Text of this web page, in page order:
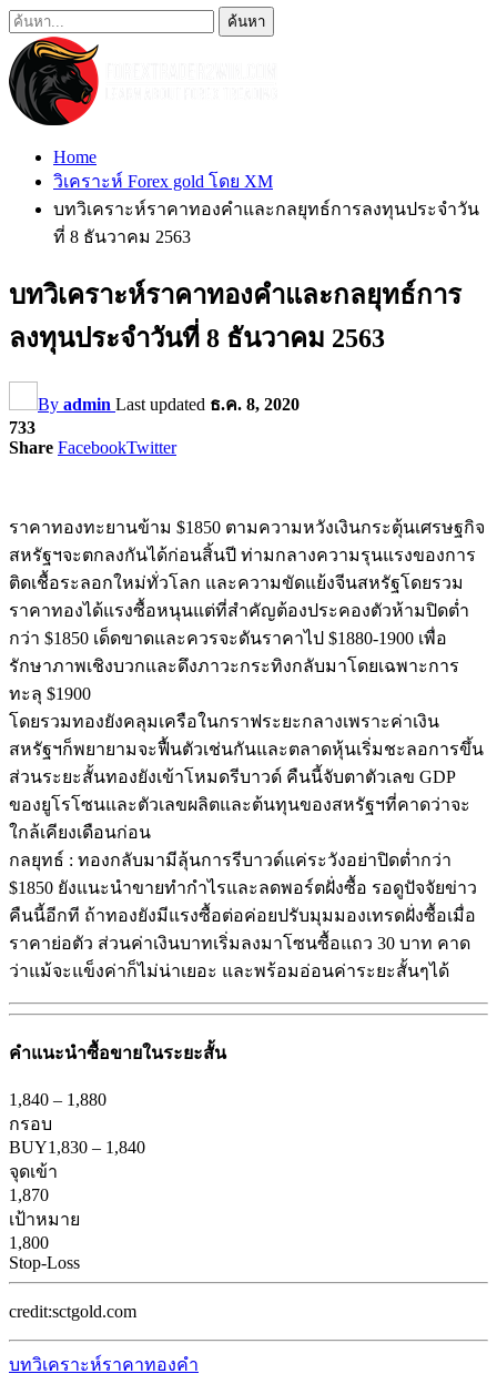
Home
วิเคราะห์ Forex gold โดย XM
บทวิเคราะห์ราคาทองคำและกลยุทธ์การลงทุนประจำวัน
ที่ 8 ธันวาคม 2563
บทวิเคราะห์ราคาทองคำและกลยุทธ์การ
ลงทุนประจำวันที่ 8 ธันวาคม 2563
By admin Last updated ธ.ค. 8, 2020
733
Share FacebookTwitter
ราคาทองทะยานข้าม $1850 ตามความหวังเงินกระตุ้นเศรษฐกิจ
สหรัฐฯจะตกลงกันได้ก่อนสิ้นปี ท่ามกลางความรุนแรงของการ
ติดเชื้อระลอกใหม่ทั่วโลก และความขัดแย้งจีนสหรัฐโดยรวม
ราคาทองได้แรงซื้อหนุนแต่ที่สำคัญต้องประคองตัวห้ามปิดต่ำ
กว่า $1850 เด็ดขาดและควรจะดันราคาไป $1880-1900 เพื่อ
รักษาภาพเชิงบวกและดึงภาวะกระทิงกลับมาโดยเฉพาะการ
ทะลุ $1900
โดยรวมทองยังคลุมเครือในกราฟระยะกลางเพราะค่าเงิน
สหรัฐฯก็พยายามจะฟื้นตัวเช่นกันและตลาดหุ้นเริ่มชะลอการขึ้น
ส่วนระยะสั้นทองยังเข้าโหมดรีบาวด์ คืนนี้จับตาตัวเลข GDP
ของยูโรโซนและตัวเลขผลิตและต้นทุนของสหรัฐฯที่คาดว่าจะ
ใกล้เคียงเดือนก่อน
กลยุทธ์ : ทองกลับมามีลุ้นการรีบาวด์แค่ระวังอย่าปิดต่ำกว่า
$1850 ยังแนะนำขายทำกำไรและลดพอร์ตฝั่งซื้อ รอดูปัจจัยข่าว
คืนนี้อีกที ถ้าทองยังมีแรงซื้อต่อค่อยปรับมุมมองเทรดฝั่งซื้อเมื่อ
ราคาย่อตัว ส่วนค่าเงินบาทเริ่มลงมาโซนซื้อแถว 30 บาท คาด
ว่าแม้จะแข็งค่าก็ไม่น่าเยอะ และพร้อมอ่อนค่าระยะสั้นๆได้
คำแนะนำซื้อขายในระยะสั้น
1,840 – 1,880
กรอบ
BUY1,830 – 1,840
จุดเข้า
1,870
เป้าหมาย
1,800
Stop-Loss
credit:sctgold.com
บทวิเคราะห์ราคาทองคำ